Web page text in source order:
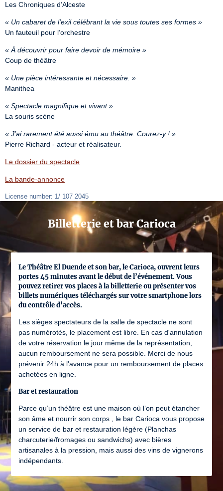
Les Chroniques d’Alceste
« Un cabaret de l’exil célébrant la vie sous toutes ses formes »
Un fauteuil pour l’orchestre
« À découvrir pour faire devoir de mémoire »
Coup de théâtre
« Une pièce intéressante et nécessaire. »
Manithea
« Spectacle magnifique et vivant »
La souris scène
« J’ai rarement été aussi ému au théâtre. Courez-y ! »
Pierre Richard - acteur et réalisateur.
Le dossier du spectacle
La bande-annonce
License number: 1/ 107 2045
Billetterie et bar Carioca
Le Théâtre El Duende et son bar, le Carioca, ouvrent leurs
portes 45 minutes avant le début de l’événement. Vous
pouvez retirer vos places à la billetterie ou présenter vos
billets numériques téléchargés sur votre smartphone lors
du contrôle d’accès.
Les sièges spectateurs de la salle de spectacle ne sont
pas numérotés, le placement est libre. En cas d'annulation
de votre réservation le jour même de la représentation,
aucun remboursement ne sera possible. Merci de nous
prévenir 24h à l'avance pour un remboursement de places
achetées en ligne.
Bar et restauration
Parce qu’un théâtre est une maison où l’on peut étancher
son âme et nourrir son corps , le bar Carioca vous propose
un service de bar et restauration légère (Planchas
charcuterie/fromages ou sandwichs) avec bières
artisanales à la pression, mais aussi des vins de vignerons
indépendants.